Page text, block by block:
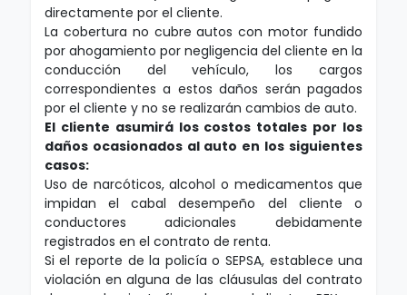
directamente por el cliente.
La cobertura no cubre autos con motor fundido
por ahogamiento por negligencia del cliente en la
conducción del vehículo, los cargos
correspondientes a estos daños serán pagados
por el cliente y no se realizarán cambios de auto.
El cliente asumirá los costos totales por los
daños ocasionados al auto en los siguientes
casos:
Uso de narcóticos, alcohol o medicamentos que
impidan el cabal desempeño del cliente o
conductores adicionales debidamente
registrados en el contrato de renta.
Si el reporte de la policía o SEPSA, establece una
violación en alguna de las cláusulas del contrato